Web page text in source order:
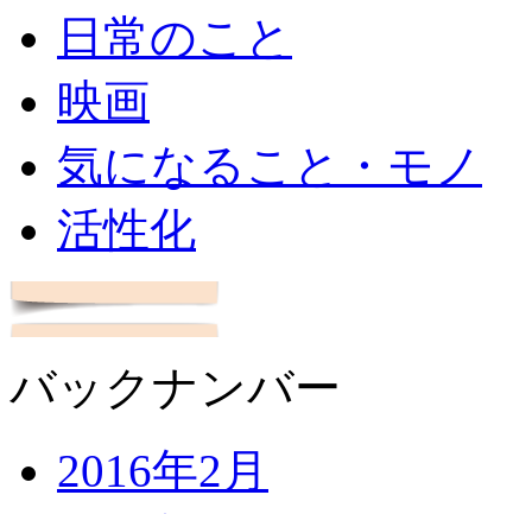
日常のこと
映画
気になること・モノ
活性化
バックナンバー
2016年2月